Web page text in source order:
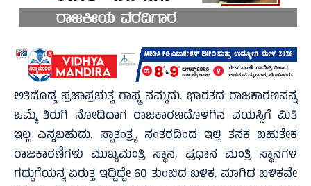
ಅತಿದೊಡ್ಡ ಪ್ರಜಾಪ್ರಭುತ್ವ ರಾಷ್ಟ್ರ ನಮ್ಮದು. ಭಾರತದ ರಾಜಕಾರಣವನ್ನ
ಒಮ್ಮೆ ತಿರುಗಿ ನೋಡಿದಾಗ ರಾಜಕಾರಣದೊಳಗಿನ ವಯಸ್ಸಿಗೆ ಮಿತಿ
ಇಲ್ಲ ಎನ್ನಬಹುದು. ಸ್ವಾತಂತ್ರ್ಯ ನಂತರದಿಂದ ಇಲ್ಲಿ ತನಕ ಬಹುತೇಕ
ರಾಜಕಾರಣಿಗಳು ಮುಖ್ಯಮಂತ್ರಿ ಸ್ಥಾನ, ಪ್ರಧಾನ ಮಂತ್ರಿ ಸ್ಥಾನಗಳ
ಗದ್ದುಗೆಯನ್ನ ಏರುತ್ತ ಇದ್ದಿದ್ದೇ 60 ತುಂಬಿದ ಬಳಿಕ. ಮಾಗಿದ ಬಳಿಕವೇ